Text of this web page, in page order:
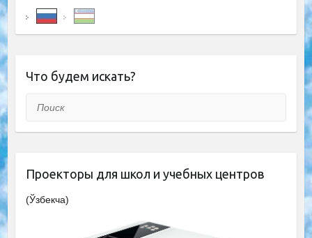
Что будем искать?
Поиск
Проекторы для школ и учебных центров
(Ўзбекча)